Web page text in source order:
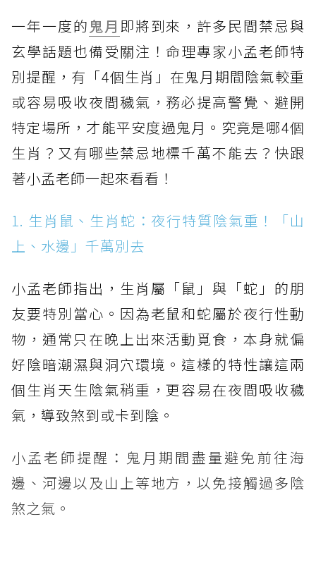
一年一度的鬼月 即將到來，許多民間禁忌與
玄學話題也備受關注！命理專家小孟老師特
別提醒，有「4個生肖」在鬼月期間陰氣較重
或容易吸收夜間穢氣，務必提高警覺、避開
特定場所，才能平安度過鬼月。究竟是哪4個
生肖？又有哪些禁忌地標千萬不能去？快跟
著小孟老師一起來看看！
1. 生肖鼠、生肖蛇：夜行特質陰氣重！「山
上、水邊」千萬別去
小孟老師指出，生肖屬「鼠」與「蛇」的朋
友要特別當心。因為老鼠和蛇屬於夜行性動
物，通常只在晚上出來活動覓食，本身就偏
好陰暗潮濕與洞穴環境。這樣的特性讓這兩
個生肖天生陰氣稍重，更容易在夜間吸收穢
氣，導致煞到或卡到陰。
小孟老師提醒：鬼月期間盡量避免前往海
邊、河邊以及山上等地方，以免接觸過多陰
煞之氣。